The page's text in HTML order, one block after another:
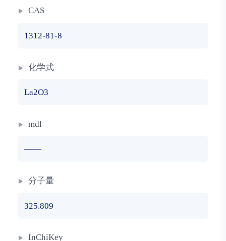
CAS
1312-81-8
化学式
La2O3
mdl
——
分子量
325.809
InChiKey